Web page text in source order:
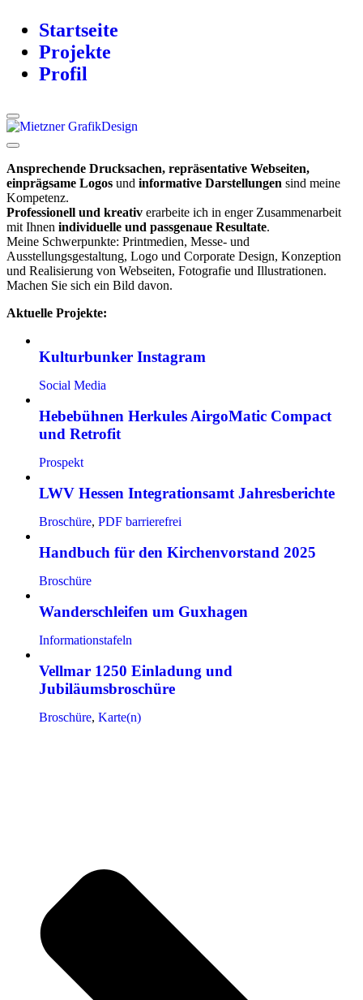
Startseite
Projekte
Profil
Ansprechende Drucksachen, repräsentative Webseiten,
einprägsame Logos und informative Darstellungen sind meine
Kompetenz.
Professionell und kreativ erarbeite ich in enger Zusammenarbeit
mit Ihnen individuelle und passgenaue Resultate.
Meine Schwerpunkte: Printmedien, Messe- und
Ausstellungsgestaltung, Logo und Corporate Design, Konzeption
und Realisierung von Webseiten, Fotografie und Illustrationen.
Machen Sie sich ein Bild davon.
Aktuelle Projekte:
Kulturbunker Instagram
Social Media
Hebebühnen Herkules AirgoMatic Compact
und Retrofit
Prospekt
LWV Hessen Integrationsamt Jahresberichte
Broschüre, PDF barrierefrei
Handbuch für den Kirchenvorstand 2025
Broschüre
Wanderschleifen um Guxhagen
Informationstafeln
Vellmar 1250 Einladung und
Jubiläumsbroschüre
Broschüre, Karte(n)